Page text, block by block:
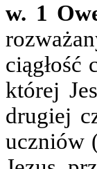
w. 1
ciągłość
której
drugiej
uczniów